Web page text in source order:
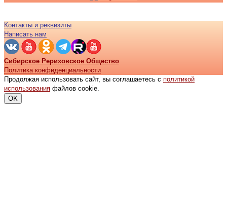
Контакты и реквизиты
Написать нам
Сибирское Рериховское Общество
Политика конфиденциальности
Продолжая использовать сайт, вы соглашаетесь с политикой
использования файлов cookie.
OK